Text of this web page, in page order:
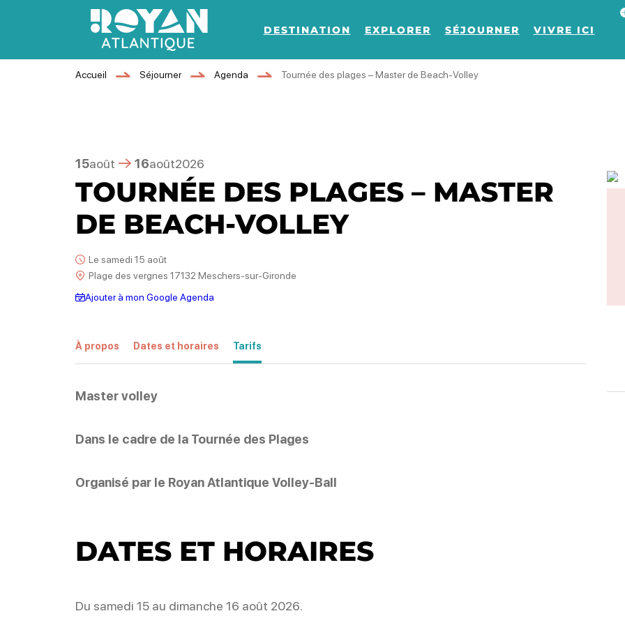
Royan Atlantique
DESTINATION EXPLORER SÉJOURNER VIVRE ICI
Accueil Séjourner Agenda Tournée des plages – Master de Beach-Volley
15août 16août2026
TOURNÉE DES PLAGES – MASTER
DE BEACH-VOLLEY
Le samedi 15 août
Plage des vergnes 17132 Meschers-sur-Gironde
Ajouter à mon Google Agenda
À propos Dates et horaires Tarifs
Master volley
Dans le cadre de la Tournée des Plages
Organisé par le Royan Atlantique Volley-Ball
DATES ET HORAIRES
Du samedi 15 au dimanche 16 août 2026.